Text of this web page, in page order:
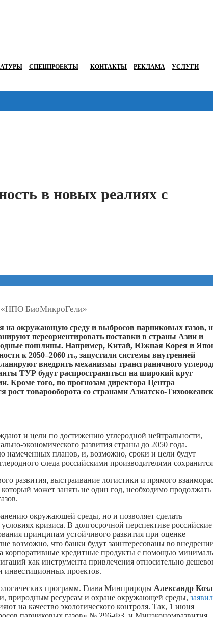
СПЕЦПРОЕКТЫ КОНТАКТЫ РЕКЛАМА УСЛУГИ
в новых реалиях с
«НПО БиоМикроГели»
на окружающую среду и выбросов парниковых газов,
переориентировать поставки в страны Азии и
пошлины. Например, Китай, Южная Корея и
к 2050–2060 гг., запустили системы внутренней
внедрить механизмы трансграничного
ТУР будут распространяться на широкий круг
Кроме того, по прогнозам директора Центра
товарооборота со странами Азиатско-
и цели по достижению углеродной нейтральности,
экономического развития страны до 2050 года.
намеченных планов, и, возможно, сроки и цели будут
следа российскими производителями
развития, выстраивание логистики и прямого
может занять не один год, необходимо продолжать
окружающей среды, но и позволяет сделать
кризиса. В долгосрочной перспективе российские
принципам устойчивого развития при оценке
возможно, что банки будут заинтересованы во
корпоративные кредитные продукты с помощью
как инструмента привлечения относительно
инвестиционных проектов.
программ. Глава Минприроды Александр
природным ресурсам и охране окружающей среды, заявил
на качество экологического контроля. Так, 1 июня